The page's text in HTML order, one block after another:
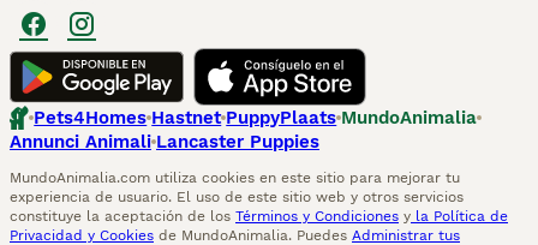
Pets4Homes Hastnet PuppyPlaats MundoAnimalia
Annunci Animali Lancaster Puppies
MundoAnimalia.com utiliza cookies en este sitio para mejorar tu
experiencia de usuario. El uso de este sitio web y otros servicios
constituye la aceptación de los Términos y Condiciones y la Política de
Privacidad y Cookies de MundoAnimalia. Puedes Administrar tus